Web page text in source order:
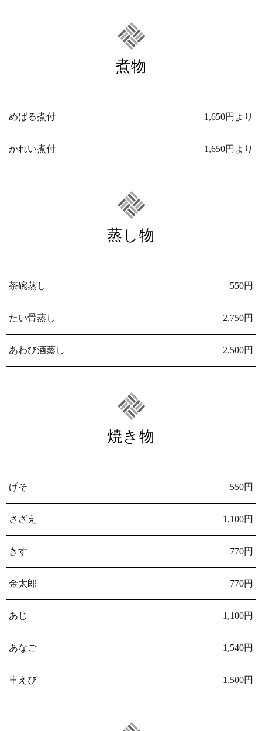
煮物
めばる煮付 1,650円より
かれい煮付 1,650円より
蒸し物
茶碗蒸し 550円
たい骨蒸し 2,750円
あわび酒蒸し 2,500円
焼き物
げそ 550円
さざえ 1,100円
きす 770円
金太郎 770円
あじ 1,100円
あなご 1,540円
車えび 1,500円